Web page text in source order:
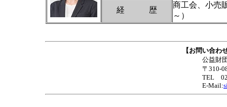
経 歴
商工会、小売
～）
【お問い合わせ及び申
公益財団法人いばらき中小企業グ
〒310-0801 茨城県水戸市桜川
TEL 029-224-5317 FAX
E-Mail: